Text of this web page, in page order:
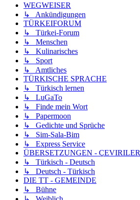
WEGWEISER
↳ Ankündigungen
TÜRKEIFORUM
↳ Türkei-Forum
↳ Menschen
↳ Kulinarisches
↳ Sport
↳ Amtliches
TÜRKISCHE SPRACHE
↳ Türkisch lernen
↳ LuGaTo
↳ Finde mein Wort
↳ Papermoon
↳ Gedichte und Sprüche
↳ Sim-Sala-Bim
↳ Express Service
ÜBERSETZUNGEN - ÇEVIRILER
↳ Türkisch - Deutsch
↳ Deutsch - Türkisch
DIE TT - GEMEINDE
↳ Bühne